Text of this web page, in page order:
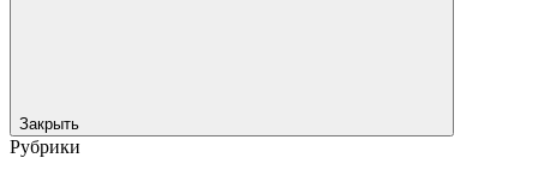
Закрыть
Рубрики